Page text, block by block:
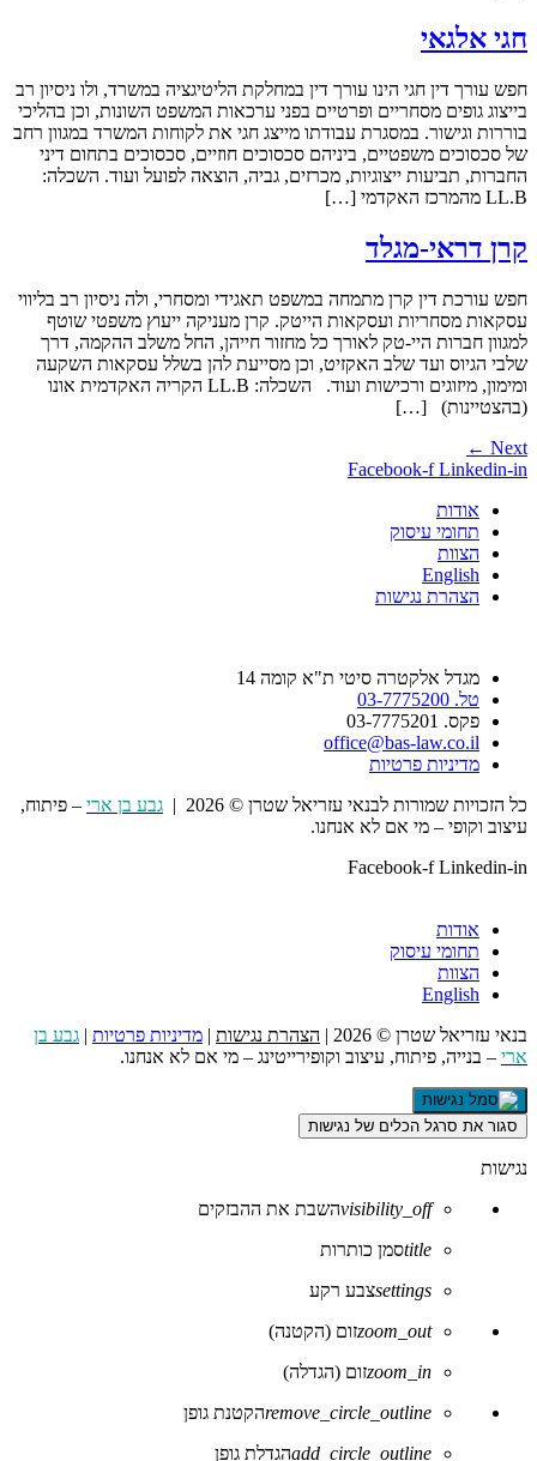
חגי אלגאי
חפש עורך דין חגי הינו עורך דין במחלקת הליטיגציה במשרד, ולו ניסיון רב
בייצוג גופים מסחריים ופרטיים בפני ערכאות המשפט השונות, וכן בהליכי
בוררות וגישור. במסגרת עבודתו מייצג חגי את לקוחות המשרד במגוון רחב
של סכסוכים משפטיים, ביניהם סכסוכים חוזיים, סכסוכים בתחום דיני
החברות, תביעות ייצוגיות, מכרזים, גביה, הוצאה לפועל ועוד. השכלה:
LL.B מהמרכז האקדמי […]
קרן דראי-מגלד
חפש עורכת דין קרן מתמחה במשפט תאגידי ומסחרי, ולה ניסיון רב בליווי
עסקאות מסחריות ועסקאות הייטק. קרן מעניקה ייעוץ משפטי שוטף
למגוון חברות היי-טק לאורך כל מחזור חייהן, החל משלב ההקמה, דרך
שלבי הגיוס ועד שלב האקזיט, וכן מסייעת להן בשלל עסקאות השקעה
ומימון, מיזוגים ורכישות ועוד. השכלה: LL.B הקריה האקדמית אונו
(בהצטיינות) […]
Next
←
Facebook-f Linkedin-in
אודות
תחומי עיסוק
הצוות
English
הצהרת נגישות
מגדל אלקטרה סיטי ת"א קומה 14
טל. 03-7775200
פקס. 03-7775201
office@bas-law.co.il
מדיניות פרטיות
כל הזכויות שמורות לבנאי עזריאל שטרן © 2026 |
גבע בן ארי – פיתוח,
עיצוב וקופי – מי אם לא אנחנו.
Facebook-f Linkedin-in
אודות
תחומי עיסוק
הצוות
English
בנאי עזריאל שטרן © 2026 |
הצהרת נגישות | מדיניות פרטיות | גבע בן
ארי – בנייה, פיתוח, עיצוב וקופירייטינג – מי אם לא אנחנו.
סגור את סרגל הכלים של נגישות
נגישות
visibility_offהשבת את ההבזקים
titleסמן כותרות
settingsצבע רקע
zoom_outזום (הקטנה)
zoom_inזום (הגדלה)
remove_circle_outlineהקטנת גופן
add_circle_outlineהגדלת גופן